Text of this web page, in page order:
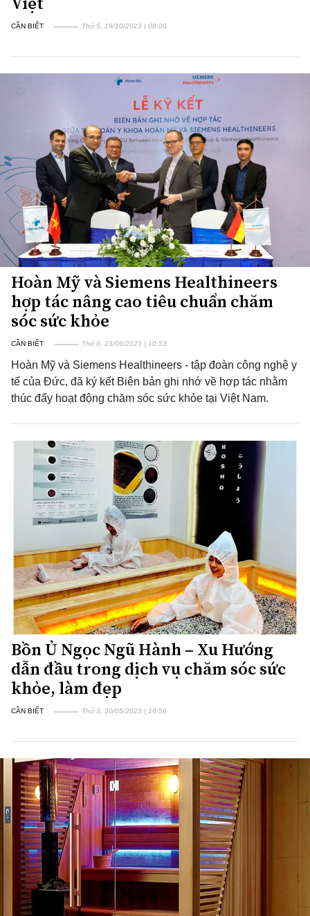
CẦN BIẾT Thứ 5, 19/10/2023 | 08:00
Hoàn Mỹ và Siemens Healthineers
hợp tác nâng cao tiêu chuẩn chăm
sóc sức khỏe
CẦN BIẾT Thứ 6, 23/06/2023 | 10:53
Hoàn Mỹ và Siemens Healthineers - tập đoàn công nghệ y
tế của Đức, đã ký kết Biên bản ghi nhớ về hợp tác nhằm
thúc đẩy hoạt động chăm sóc sức khỏe tại Việt Nam.
Bồn Ủ Ngọc Ngũ Hành – Xu Hướng
dẫn đầu trong dịch vụ chăm sóc sức
khỏe, làm đẹp
CẦN BIẾT Thứ 3, 30/05/2023 | 16:56